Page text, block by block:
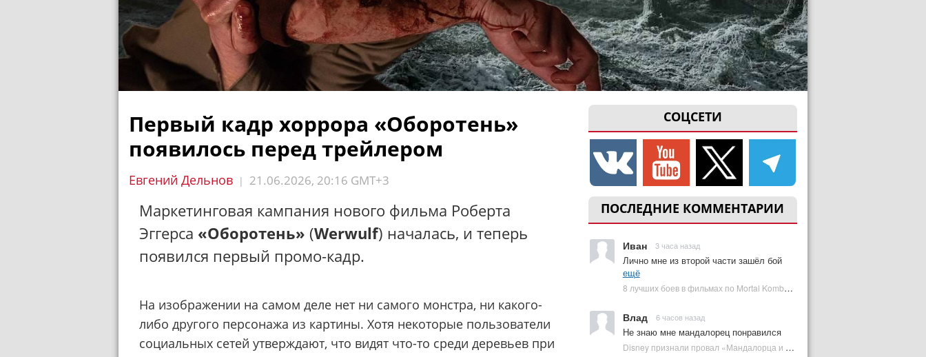
СОЦСЕТИ
ПОСЛЕДНИЕ КОММЕНТАРИИ
Иван 3 часа назад
Лично мне из второй части зашёл бой
ещё
8 лучших боев в фильмах по Mortal Kombat: от «Смертельной битвы» до «Мортал Комбат 2» | Plugged In Ru
Влад 6 часов назад
Не знаю мне мандалорец понравился
Disney признали провал «Мандалорца и Грогу» и еще одной новинки | Plugged In Ru
Первый кадр хоррора «Оборотень»
появилось перед трейлером
Евгений Дельнов | 21.06.2026, 20:16 GMT+3
Маркетинговая кампания нового фильма Роберта
Эггерса «Оборотень» (Werwulf) началась, и теперь
появился первый промо-кадр.
На изображении на самом деле нет ни самого монстра, ни какого-
либо другого персонажа из картины. Хотя некоторые пользователи
социальных сетей утверждают, что видят что-то среди деревьев при